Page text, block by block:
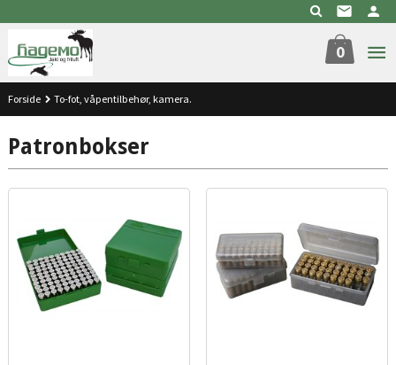
til
innholdet
0
Forside To-fot, våpentilbehør, kamera.
Patronbokser